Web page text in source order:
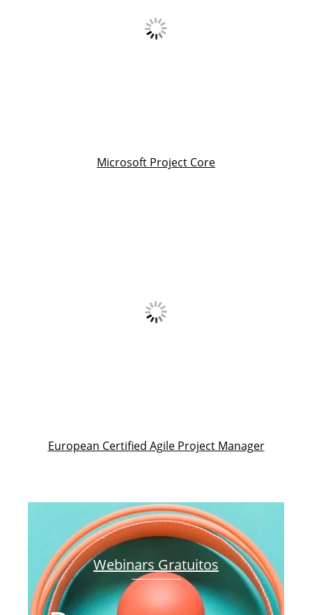
Microsoft Project Core
European Certified Agile Project Manager
Webinars Gratuitos